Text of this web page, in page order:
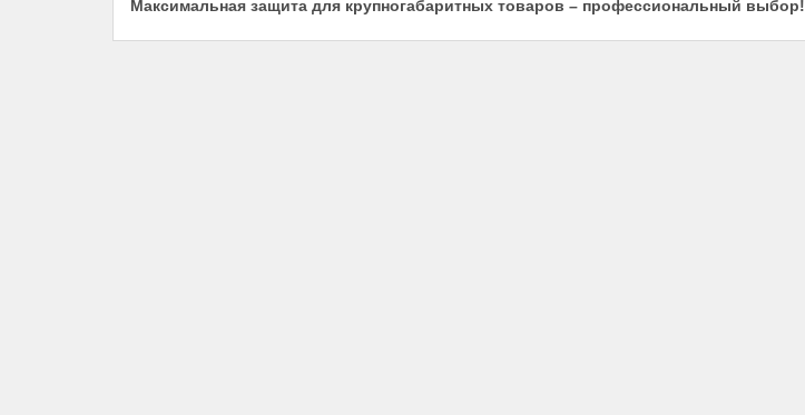
Максимальная защита для крупногабаритных товаров – профессиональный выбор!